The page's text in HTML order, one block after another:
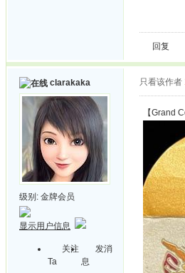
回复
clarakaka
级别: 金牌会员
显示用户信息
关注
Ta
发消
息
只看该作者
【Grand